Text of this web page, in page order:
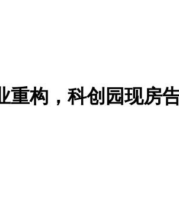
重构，科创园现房